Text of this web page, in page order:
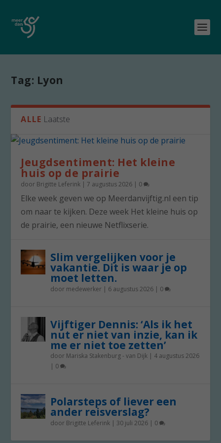
Tag: Lyon
ALLE Laatste
Jeugdsentiment: Het kleine
huis op de prairie
door Brigitte Leferink |7 augustus 2026 | 0
Elke week geven we op Meerdanvijftig.nl een tip
om naar te kijken. Deze week Het kleine huis op
de prairie, een nieuwe Netflixserie.
Slim vergelijken voor je
vakantie. Dit is waar je op
moet letten.
door medewerker | 6 augustus 2026 | 0
Vijftiger Dennis: ‘Als ik het
nut er niet van inzie, kan ik
me er niet toe zetten’
door Mariska Stakenburg - van Dijk | 4 augustus 2026
| 0
Polarsteps of liever een
ander reisverslag?
door Brigitte Leferink | 30 juli 2026 | 0